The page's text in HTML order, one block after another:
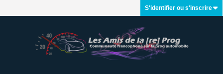
S'identifier ou s'inscrire